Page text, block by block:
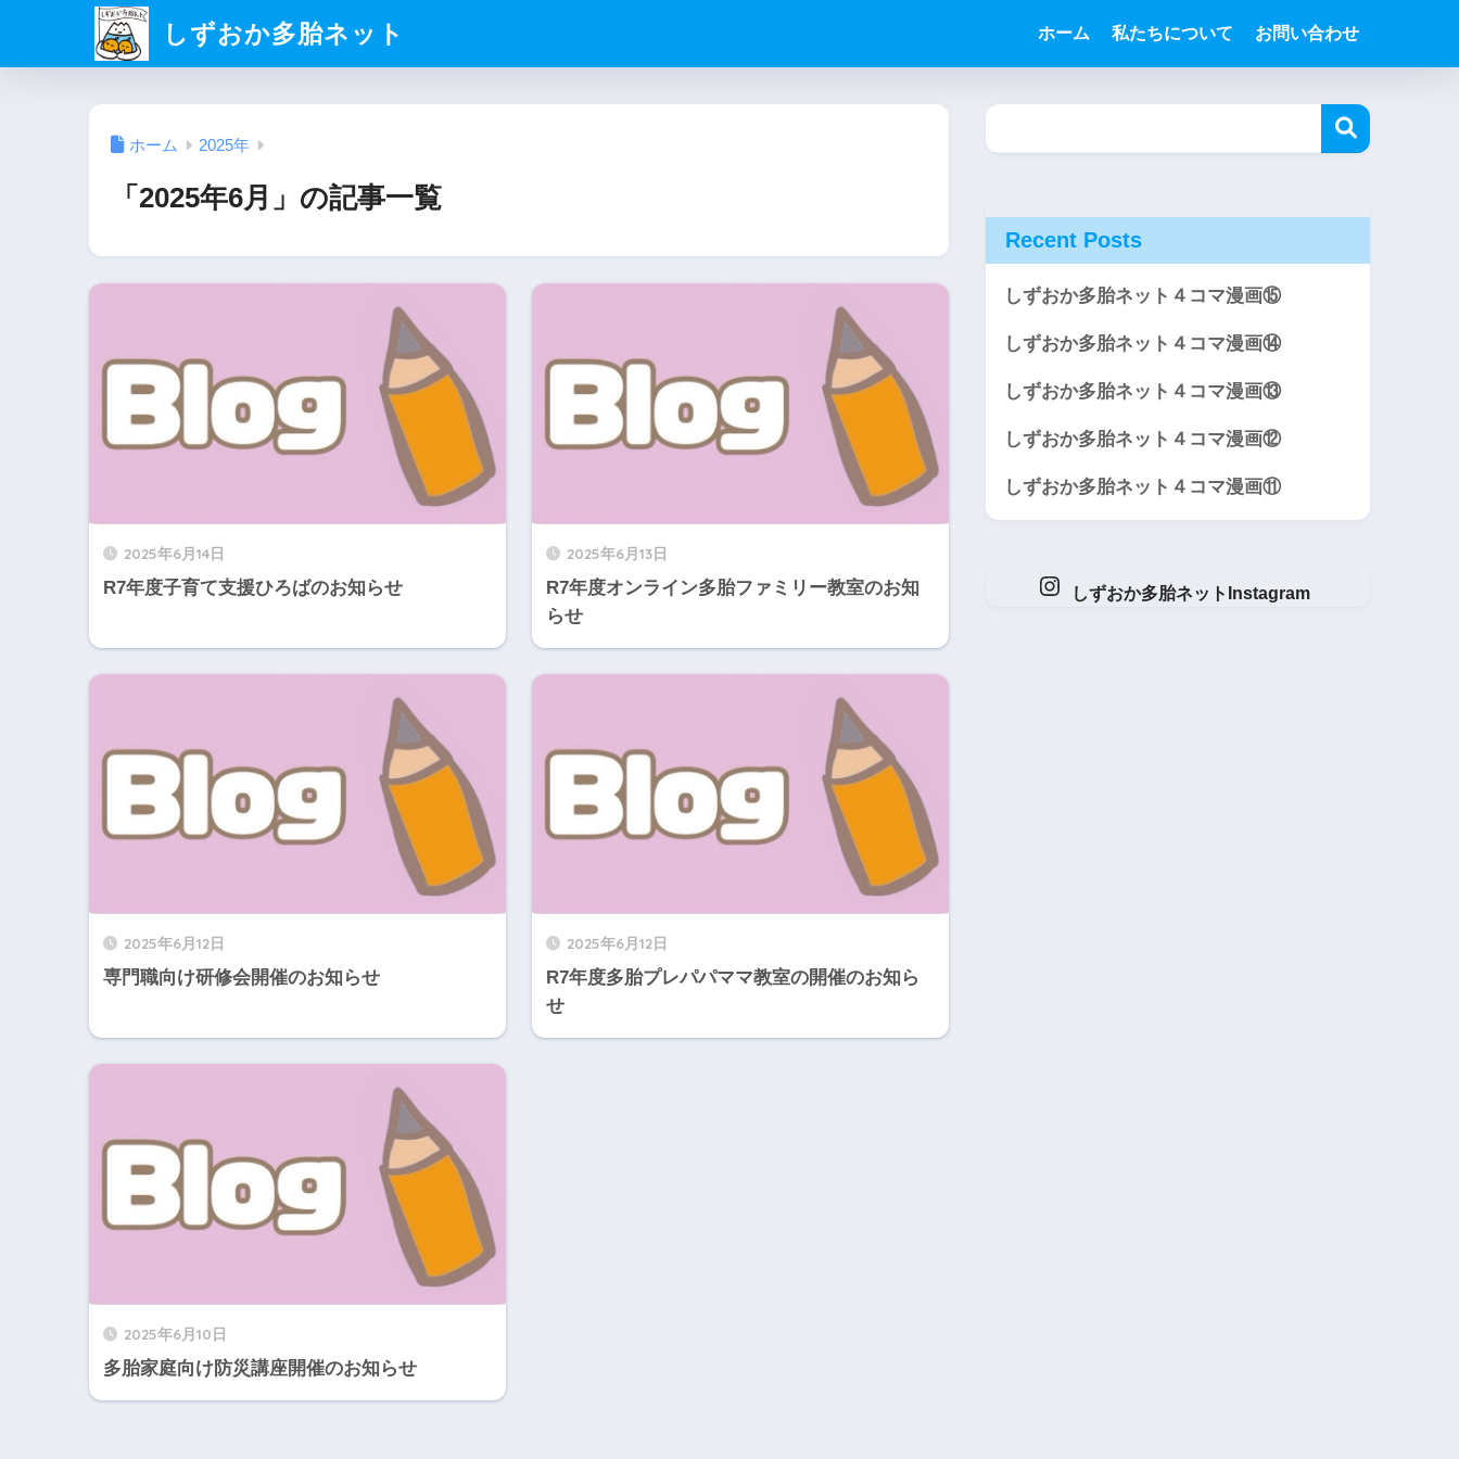
しずおか多胎ネット ホーム 私たちについて お問い合わせ
ホーム 2025年
「2025年6月」の記事一覧
2025年6月14日
R7年度子育て支援ひろばのお知らせ
2025年6月13日
R7年度オンライン多胎ファミリー教室のお知
らせ
2025年6月12日
専門職向け研修会開催のお知らせ
2025年6月12日
R7年度多胎プレパパママ教室の開催のお知ら
せ
2025年6月10日
多胎家庭向け防災講座開催のお知らせ
Recent Posts
しずおか多胎ネット４コマ漫画⑮
しずおか多胎ネット４コマ漫画⑭
しずおか多胎ネット４コマ漫画⑬
しずおか多胎ネット４コマ漫画⑫
しずおか多胎ネット４コマ漫画⑪
しずおか多胎ネットInstagram